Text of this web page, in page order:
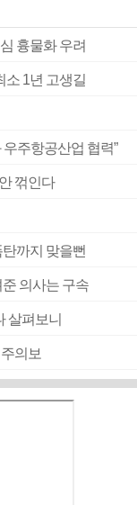
흉물화 우려
소 1년 고생길
주항공산업 협력”
꺾인다
까지 맞을뻔
의사는 구속
살펴보니
의보